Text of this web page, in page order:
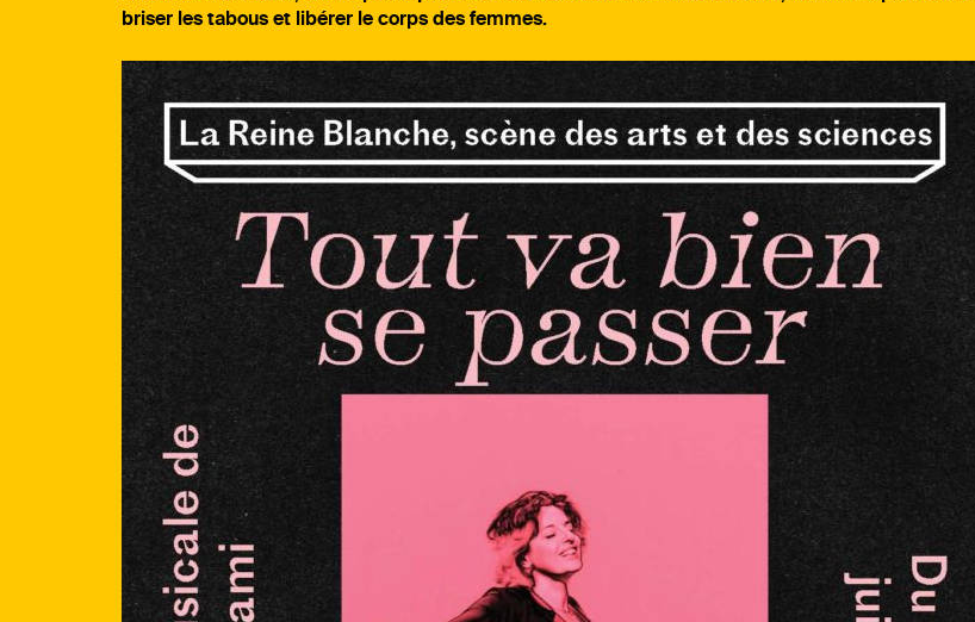
briser les tabous et libérer le corps des femmes.